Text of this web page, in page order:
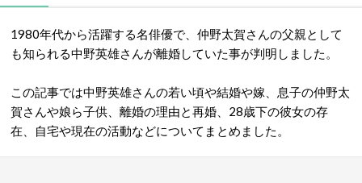
1980年代から活躍する名俳優で、仲野太賀さんの父親として
も知られる中野英雄さんが離婚していた事が判明しました。
この記事では中野英雄さんの若い頃や結婚や嫁、息子の仲野太
賀さんや娘ら子供、離婚の理由と再婚、28歳下の彼女の存
在、自宅や現在の活動などについてまとめました。